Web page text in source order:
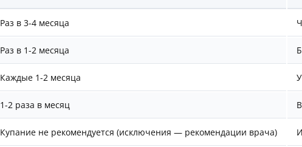
Раз в 3-4 месяца
Раз в 1-2 месяца
Каждые 1-2 месяца
1-2 раза в месяц
Купание не рекомендуется (исключения — рекомендации врача)